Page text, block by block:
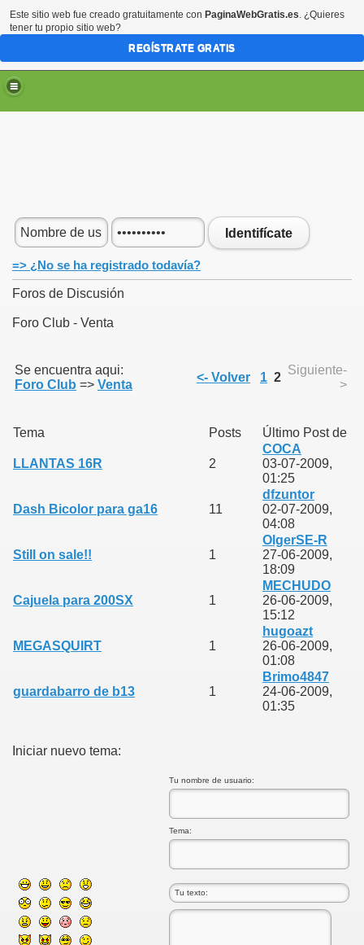
Identifícate
=> ¿No se ha registrado todavía?
Foros de Discusión
Foro Club - Venta
Se encuentra aqui:
Foro Club => Venta
<- Volver 1 2
Siguiente-
>
Tema Posts Último Post de
LLANTAS 16R 2
COCA
03-07-2009,
01:25
Dash Bicolor para ga16 11
dfzuntor
02-07-2009,
04:08
Still on sale!! 1
OlgerSE-R
27-06-2009,
18:09
Cajuela para 200SX 1
MECHUDO
26-06-2009,
15:12
MEGASQUIRT 1
hugoazt
26-06-2009,
01:08
guardabarro de b13 1
Brimo4847
24-06-2009,
01:35
Iniciar nuevo tema:
Tu nombre de usuario:
Tema:
Este sitio web fue creado gratuitamente con PaginaWebGratis.es. ¿Quieres
tener tu propio sitio web?
REGÍSTRATE GRATIS